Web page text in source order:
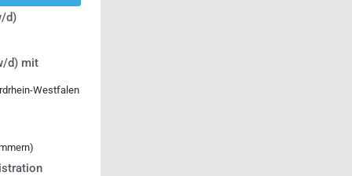
d)
d) mit
Westfalen